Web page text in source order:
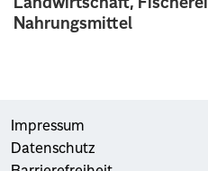
Landwirtschaft,
Nahrungsmittel
Impressum
Datenschutz